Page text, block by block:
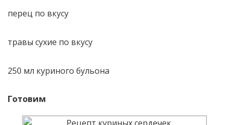
перец по вкусу
травы сухие по вкусу
250 мл куриного бульона
Готовим